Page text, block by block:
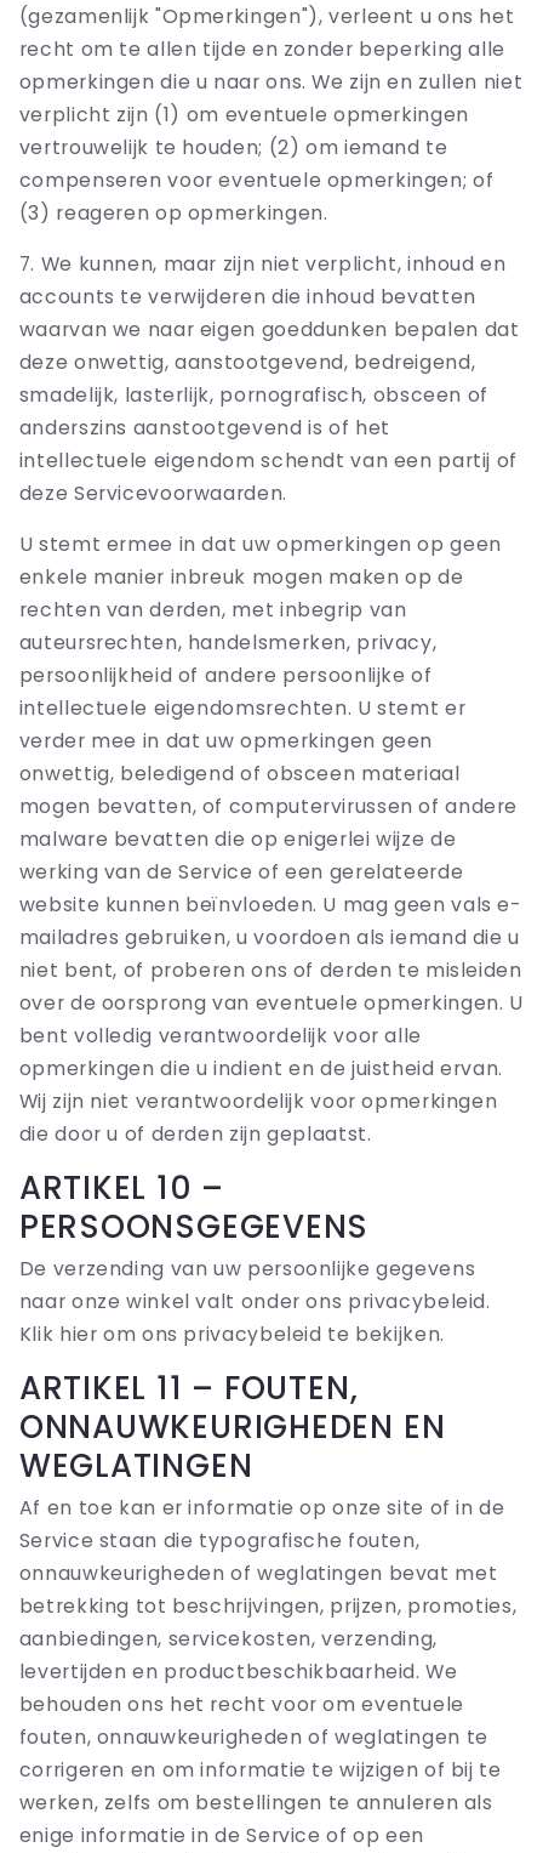
(gezamenlijk "Opmerkingen"), verleent u ons het
recht om te allen tijde en zonder beperking alle
opmerkingen die u naar ons. We zijn en zullen niet
verplicht zijn (1) om eventuele opmerkingen
vertrouwelijk te houden; (2) om iemand te
compenseren voor eventuele opmerkingen; of
(3) reageren op opmerkingen.
7. We kunnen, maar zijn niet verplicht, inhoud en
accounts te verwijderen die inhoud bevatten
waarvan we naar eigen goeddunken bepalen dat
deze onwettig, aanstootgevend, bedreigend,
smadelijk, lasterlijk, pornografisch, obsceen of
anderszins aanstootgevend is of het
intellectuele eigendom schendt van een partij of
deze Servicevoorwaarden.
U stemt ermee in dat uw opmerkingen op geen
enkele manier inbreuk mogen maken op de
rechten van derden, met inbegrip van
auteursrechten, handelsmerken, privacy,
persoonlijkheid of andere persoonlijke of
intellectuele eigendomsrechten. U stemt er
verder mee in dat uw opmerkingen geen
onwettig, beledigend of obsceen materiaal
mogen bevatten, of computervirussen of andere
malware bevatten die op enigerlei wijze de
werking van de Service of een gerelateerde
website kunnen beïnvloeden. U mag geen vals e-
mailadres gebruiken, u voordoen als iemand die u
niet bent, of proberen ons of derden te misleiden
over de oorsprong van eventuele opmerkingen. U
bent volledig verantwoordelijk voor alle
opmerkingen die u indient en de juistheid ervan.
Wij zijn niet verantwoordelijk voor opmerkingen
die door u of derden zijn geplaatst.
ARTIKEL 10 –
PERSOONSGEGEVENS
De verzending van uw persoonlijke gegevens
naar onze winkel valt onder ons privacybeleid.
Klik hier om ons privacybeleid te bekijken.
ARTIKEL 11 – FOUTEN,
ONNAUWKEURIGHEDEN EN
WEGLATINGEN
Af en toe kan er informatie op onze site of in de
Service staan ​​die typografische fouten,
onnauwkeurigheden of weglatingen bevat met
betrekking tot beschrijvingen, prijzen, promoties,
aanbiedingen, servicekosten, verzending,
levertijden en productbeschikbaarheid. We
behouden ons het recht voor om eventuele
fouten, onnauwkeurigheden of weglatingen te
corrigeren en om informatie te wijzigen of bij te
werken, zelfs om bestellingen te annuleren als
enige informatie in de Service of op een